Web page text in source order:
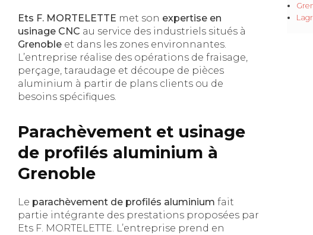
Ets F. MORTELETTE met son expertise en
usinage CNC au service des industriels situés à
Grenoble et dans les zones environnantes.
L’entreprise réalise des opérations de fraisage,
perçage, taraudage et découpe de pièces
aluminium à partir de plans clients ou de
besoins spécifiques.
Parachèvement et usinage
de profilés aluminium à
Grenoble
Le parachèvement de profilés aluminium fait
partie intégrante des prestations proposées par
Ets F. MORTELETTE. L’entreprise prend en